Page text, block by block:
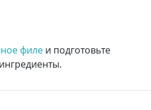
филе и подготовьте